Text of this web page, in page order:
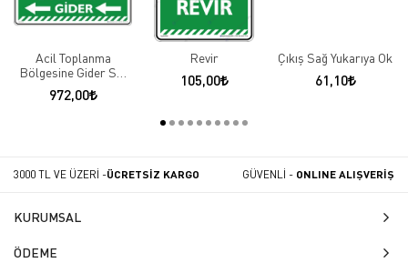
Acil Toplanma
Bölgesine Gider Sol
Ok
972,00
Revir
105,00
Çıkış Sağ Yukarıya Ok
61,10
3000 TL VE ÜZERİ -ÜCRETSİZ KARGO GÜVENLİ - ONLINE ALIŞVERİŞ
KURUMSAL
ÖDEME